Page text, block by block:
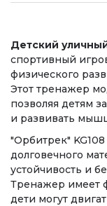
Детский
спортивный
физического
Этот тренажер
позволяя детям
и развивать
"Орбитрек"
долговечного
устойчивость и
Тренажер имеет
дети могут